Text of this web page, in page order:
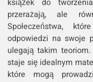
książek do
przerażają, ale
Społeczeństwa,
odpowiedzi na swoje
ulegają takim
staje się idealnym
które mogą